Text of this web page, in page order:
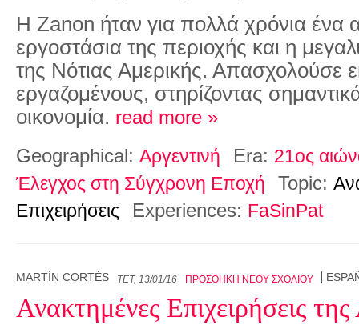
Η Ζanon ήταν για πολλά χρόνια ένα
εργοστάσια της περιοχής και η
της Νότιας Αμερικής. Απασχολούσε
εργαζομένους, στηρίζοντας
οικονομία. read more »
Geographical: Αργεντινή Era: 21ος
Έλεγχος στη Σύγχρονη Εποχή
Topic:
Επιχειρήσεις
Experiences: FaSinPat
MARTÍN CORTÉS ΤΕΤ, 13/01/16 ΠΡΟΣΘΉΚΗ ΝΈΟΥ ΣΧΟΛΊΟΥ
Ανακτημένες Επιχειρήσεις της